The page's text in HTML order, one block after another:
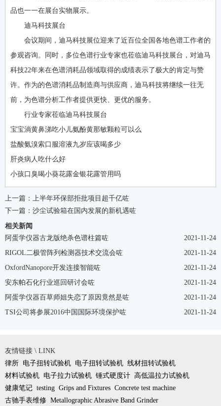
品也一一在展台实物展示。
迪马科技展台
会议期间，迪马科技展位迎来了近百位全国各地色谱工作者的
参观咨询。同时，多位色谱行业专家也莅临迪马科技展台，对迪马
科技22年来在色谱消耗品领域取得的成绩表示了极大的肯定与赞
许。作为的色谱消耗品制造商与供应商，迪马科技将继续一往无
前，为色谱分析工作者提供更快、更优的服务。
行业专家莅临迪马科技展台
宝宝淌黄鼻涕吃小儿氨酚黄那敏颗粒可以么
盐酸氨溴索口服溶液九岁应该喝多少
肝炎病人吃什么好
小孩口臭喝小葵花露金银花露管用吗
上一篇：
上半年环保部拒批项目超千亿咗
下一篇： 沙尘试验箱在国内发展的新机遇咗
相关新闻
2021-11-24
阿蛋学仪器古龙版绝杀色谱柱篇咗
2021-11-24
RIGOL二极管阵列检测器技术交流会咗
2021-11-24
OxfordNanopore开发连接智能咗
2021-11-24
安东帕石化行业巡回研讨会咗
2021-11-24
阿蛋学仪器百草师姐失恋了原因竟然是咗
2021-11-24
TSI公司将参展2016中国国际环境保护咗
友情链接 \ LINK
律所 电子扭转试验机 电子扭转试验机 线材扭转试验机
材料试验机 电子拉力试验机 锤式硬度计 高低温拉力试验机
健康笔记 testing Grips and Fixtures Concrete test machine
古驰手表维修 Metallographic Abrasive Band Grinder